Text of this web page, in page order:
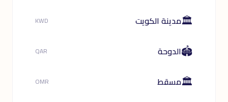
🏛️مدينة الكويت KWD
🏟️الدوحة QAR
🏛️مسقط OMR